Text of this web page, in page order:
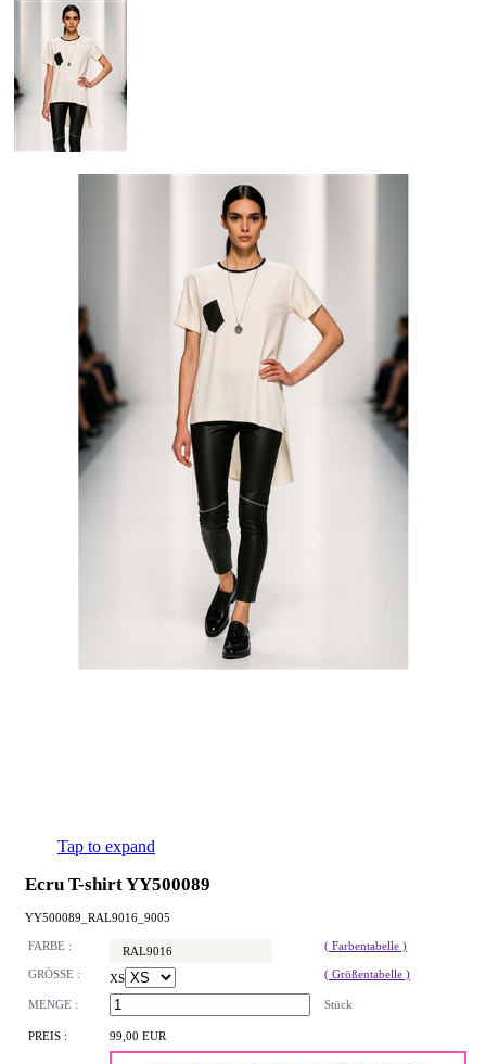
Tap to expand
Ecru T-shirt YY500089
YY500089_RAL9016_9005
FARBE : RAL9016 ( Farbentabelle )
GRÖSSE : XS ( Größentabelle )
MENGE : Stück
PREIS : 99,00 EUR